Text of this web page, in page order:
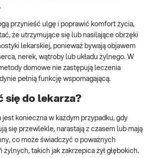
przynieść ulgę i poprawić komfort życia,
że utrzymujące się lub nasilające obrzęki
lekarskiej, ponieważ bywają objawem
nerek, wątroby lub układu żylnego. W
domowe nie zastępują leczenia
pełnią funkcję wspomagającą.
się do lekarza?
jest konieczna w każdym przypadku, gdy
się przewlekle, narastają z czasem lub mają
co może świadczyć o poważnych
takich jak zakrzepica żył głębokich.